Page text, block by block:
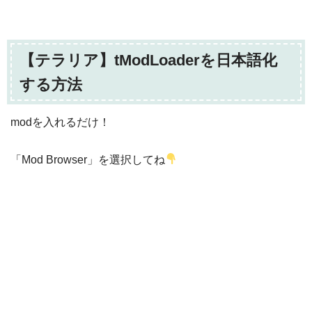
【テラリア】tModLoaderを日本語化
する方法
modを入れるだけ！
「Mod Browser」を選択してね